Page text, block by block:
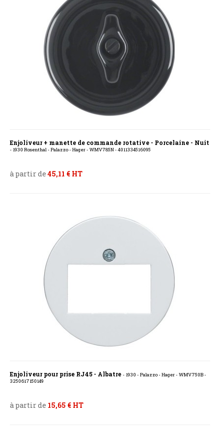
Enjoliveur + manette de commande rotative - Porcelaine - Nuit
- 1930 Rosenthal - Palazzo - Hager - WMV785N - 4011334516095
à partir de 45,11 € HT
Enjoliveur pour prise RJ45 - Albatre - 1930 - Palazzo - Hager - WMV750B -
3250617150149
à partir de 15,65 € HT